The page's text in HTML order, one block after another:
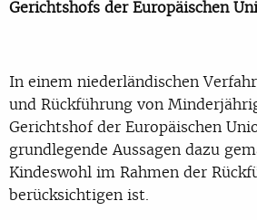
Gerichtshofs der Europäischen
In einem niederländischen
und Rückführung von
Gerichtshof der Europäischen
grundlegende Aussagen dazu
Kindeswohl im Rahmen der
berücksichtigen ist.